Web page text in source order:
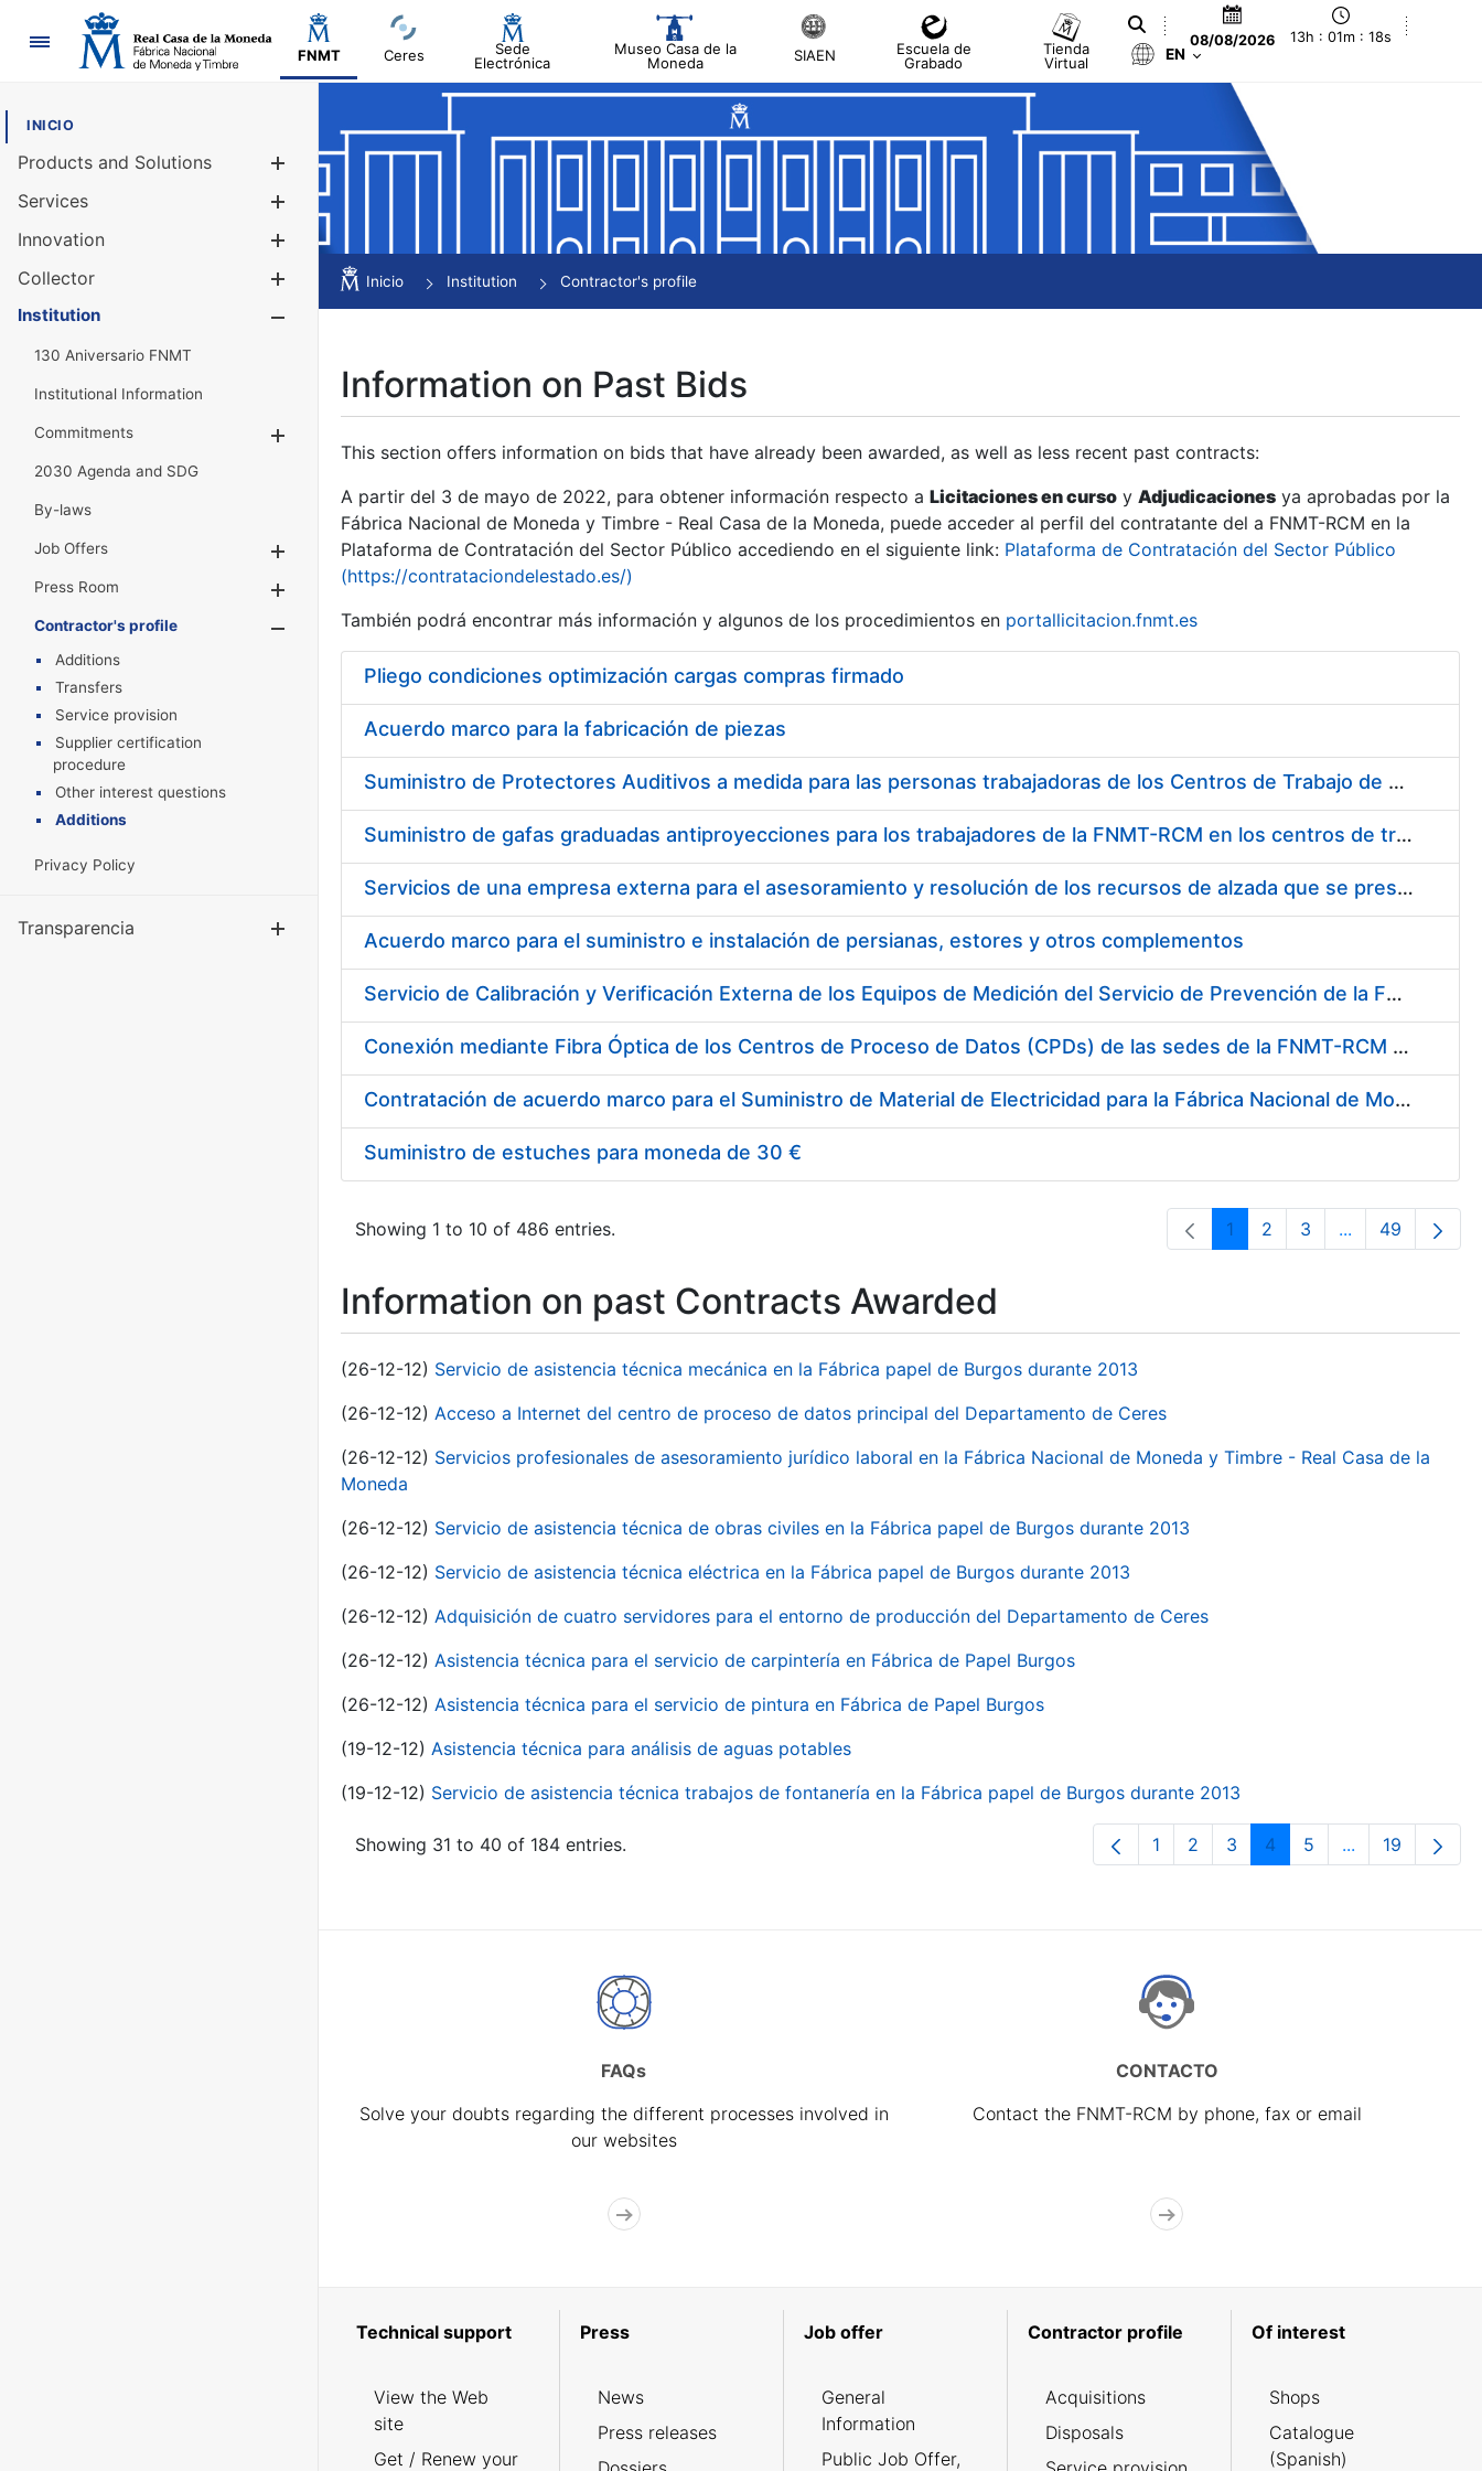
Navigation
FNMT Ceres
Sede
Electrónica
Museo Casa de la
Moneda
SIAEN
Escuela de
Grabado
Tienda
Virtual
08/08/2026 13h : 01m : 19s
EN
INICIO
Products and Solutions
Services
Innovation
Collector
Show/Hide
Institution
130 Aniversario FNMT
Institutional Information
Commitments
2030 Agenda and SDG
By-laws
Job Offers
Show/Hide
Press Room
Show/Hide
Contractor's profile
Show/Hide
Additions
Transfers
Service provision
Supplier certification
procedure
Other interest questions
Additions
Privacy Policy
Transparencia Show/Hide
Inicio Institution Contractor's profile
Information on Past Bids
This section offers information on bids that have already been awarded, as well as less recent past contracts:
A partir del 3 de mayo de 2022, para obtener información respecto a Licitaciones en curso y Adjudicaciones ya aprobadas por la
Fábrica Nacional de Moneda y Timbre - Real Casa de la Moneda, puede acceder al perfil del contratante del a FNMT-RCM en la
Plataforma de Contratación del Sector Público accediendo en el siguiente link: Plataforma de Contratación del Sector Público
(https://contrataciondelestado.es/)
También podrá encontrar más información y algunos de los procedimientos en portallicitacion.fnmt.es
Pliego condiciones optimización cargas compras firmado
Acuerdo marco para la fabricación de piezas
Suministro de Protectores Auditivos a medida para las personas trabajadoras de los Centros de Trabajo de Madrid y Burgos
Suministro de gafas graduadas antiproyecciones para los trabajadores de la FNMT-RCM en los centros de trabajo de Madrid y Burgos
Servicios de una empresa externa para el asesoramiento y resolución de los recursos de alzada que se presentan relacionados con procesos de selección para la FNMT-RCM
Acuerdo marco para el suministro e instalación de persianas, estores y otros complementos
Servicio de Calibración y Verificación Externa de los Equipos de Medición del Servicio de Prevención de la FNMT-RCM
Conexión mediante Fibra Óptica de los Centros de Proceso de Datos (CPDs) de las sedes de la FNMT-RCM de Burgos y Madrid
Contratación de acuerdo marco para el Suministro de Material de Electricidad para la Fábrica Nacional de Moneda y Timbre-Real Casa de la Moneda en su centro de trabajo de Burgos
Suministro de estuches para moneda de 30 €
Showing 1 to 10 of 486 entries. Page
1 Page
2 Page
3 ...Intermediate
Page
49
Information on past Contracts Awarded
(26-12-12) Servicio de asistencia técnica mecánica en la Fábrica papel de Burgos durante 2013
(26-12-12) Acceso a Internet del centro de proceso de datos principal del Departamento de Ceres
(26-12-12) Servicios profesionales de asesoramiento jurídico laboral en la Fábrica Nacional de Moneda y Timbre - Real Casa de la
Moneda
(26-12-12) Servicio de asistencia técnica de obras civiles en la Fábrica papel de Burgos durante 2013
(26-12-12) Servicio de asistencia técnica eléctrica en la Fábrica papel de Burgos durante 2013
(26-12-12) Adquisición de cuatro servidores para el entorno de producción del Departamento de Ceres
(26-12-12) Asistencia técnica para el servicio de carpintería en Fábrica de Papel Burgos
(26-12-12) Asistencia técnica para el servicio de pintura en Fábrica de Papel Burgos
(19-12-12) Asistencia técnica para análisis de aguas potables
(19-12-12) Servicio de asistencia técnica trabajos de fontanería en la Fábrica papel de Burgos durante 2013
Showing 31 to 40 of 184 entries. Page
1 Page
2 Page
3 Page
4 Page
5 ...Intermediate
Page
19
FAQs
Solve your doubts regarding the different processes involved in
our websites
CONTACTO
Contact the FNMT-RCM by phone, fax or email
Technical support
View the Web
site
Get / Renew your
Press
News
Press releases
Job offer
General
Information
Public Job Offer,
Contractor profile
Acquisitions
Disposals
Of interest
Shops
Catalogue
(Spanish)